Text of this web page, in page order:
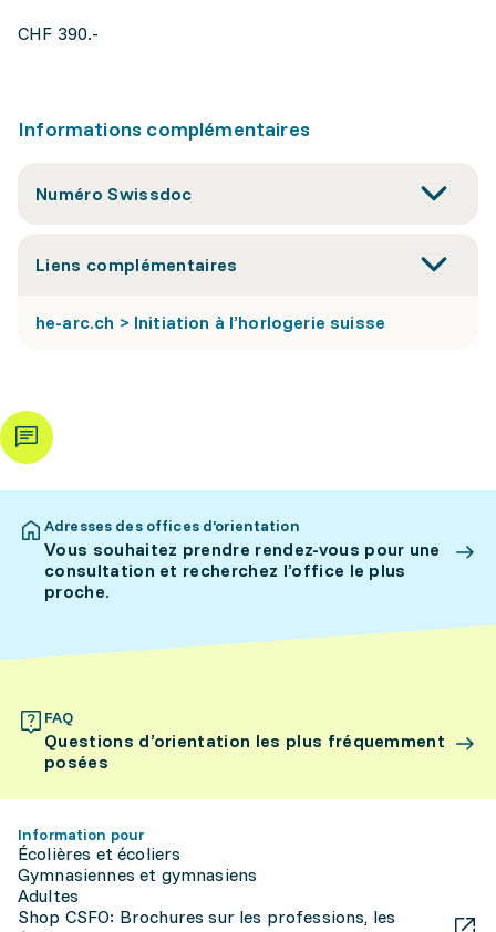
CHF 390.-
Informations complémentaires
Numéro Swissdoc
Liens complémentaires
he-arc.ch > Initiation à l’horlogerie suisse
Adresses des offices d’orientation
Vous souhaitez prendre rendez-vous pour une
consultation et recherchez l’office le plus
proche.
FAQ
Questions d’orientation les plus fréquemment
posées
Information pour
Écolières et écoliers
Gymnasiennes et gymnasiens
Adultes
Shop CSFO: Brochures sur les professions, les